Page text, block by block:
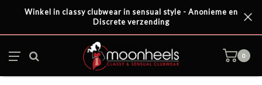
Winkel in classy clubwear in sensual style - Anonieme en
Discrete verzending
0